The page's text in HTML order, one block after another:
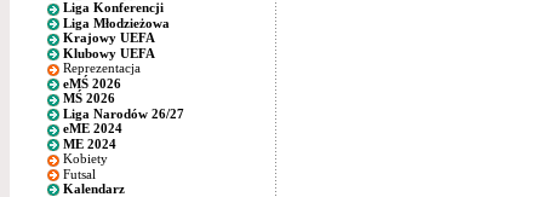
Liga Konferencji
Liga Młodzieżowa
Krajowy UEFA
Klubowy UEFA
Reprezentacja
eMŚ 2026
MŚ 2026
Liga Narodów 26/27
eME 2024
ME 2024
Kobiety
Futsal
Kalendarz